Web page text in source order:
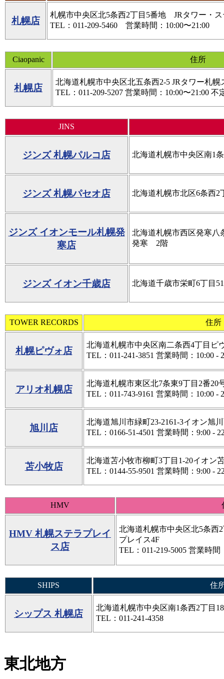
札幌店
札幌市中央区北5条西2丁目5番地 JRタワー・ス
TEL：011-209-5460 営業時間：10:00〜21:00
Ciaopanic 住所
札幌店
北海道札幌市中央区北五条西2-5 JRタワー札幌
TEL：011-209-5207 営業時間：10:00〜21:00 不
JINS
ジンズ 札幌パルコ店 北海道札幌市中央区南1
ジンズ 札幌パセオ店 北海道札幌市北区6条
ジンズ イオンモール札幌発
寒店
北海道札幌市西区発寒
発寒 2階
ジンズ イオン千歳店 北海道千歳市栄町6丁目
TOWER RECORDS 住所
札幌ピヴォ店
北海道札幌市中央区南二条西4丁目ピ
TEL：011-241-3851 営業時間：10:00 -
アリオ札幌店
北海道札幌市東区北7条東9丁目2番20
TEL：011-743-9161 営業時間：10:00 -
旭川店
北海道旭川市緑町23-2161-3イオン旭
TEL：0166-51-4501 営業時間：9:00 -
苫小牧店
北海道苫小牧市柳町3丁目1-20イオン
TEL：0144-55-9501 営業時間：9:00 -
HMV
HMV 札幌ステラプレイ
ス店
北海道札幌市中央区北5条西
プレイス4F
TEL：011-219-5005 営業時間
SHIPS 住
シップス 札幌店
北海道札幌市中央区南1条西2丁目
TEL：011-241-4358
東北地方